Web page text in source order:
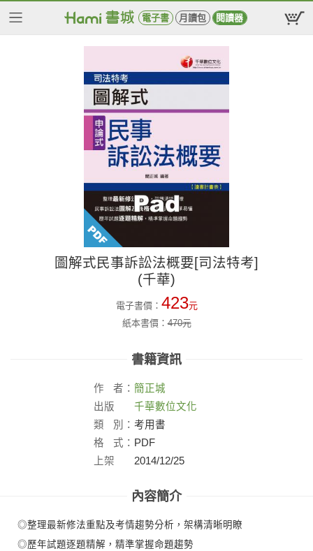
電子書 月讀包 閱讀器
圖解式民事訴訟法概要[司法特考]
(千華)
電子書價： 423元
紙本書價：470元
書籍資訊
作 者： 簡正城
出版
社：
千華數位文化
類
別： 考用書
格
式： PDF
上架
2014/12/25
內容簡介
◎整理最新修法重點及考情趨勢分析，架構清晰明瞭
◎歷年試題逐題精解，精準掌握命題趨勢